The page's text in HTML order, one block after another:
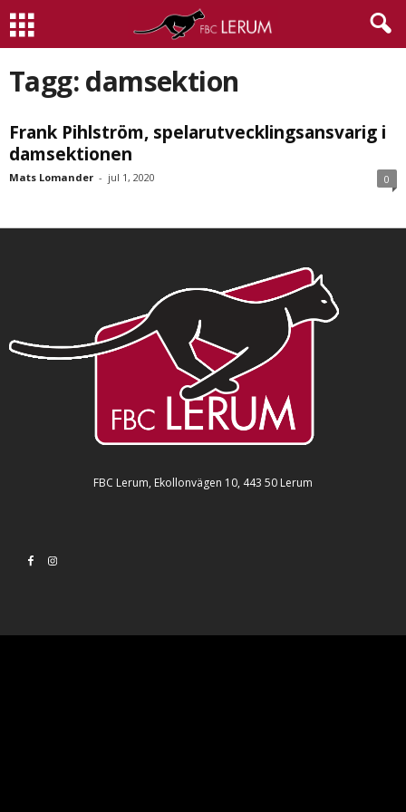
Tagg: damsektion
Frank Pihlström, spelarutvecklingsansvarig i
damsektionen
Mats Lomander - jul 1, 2020 0
FBC Lerum, Ekollonvägen 10, 443 50 Lerum